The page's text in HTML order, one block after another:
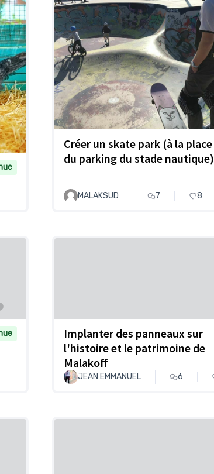
Créer un skate park (à la place
du parking du stade nautique)
MALAKSUD 7 8
Implanter des panneaux sur
l'histoire et le patrimoine de
Malakoff
JEAN EMMANUEL 6